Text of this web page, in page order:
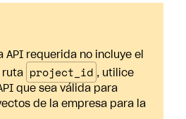
API requerida no incluye el
ruta
project_id , utilice
que sea válida para
de la empresa para la